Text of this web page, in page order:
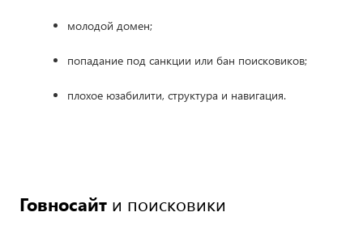
молодой домен;
попадание под санкции или бан поисковиков;
плохое юзабилити, структура и навигация.
Говносайт и поисковики